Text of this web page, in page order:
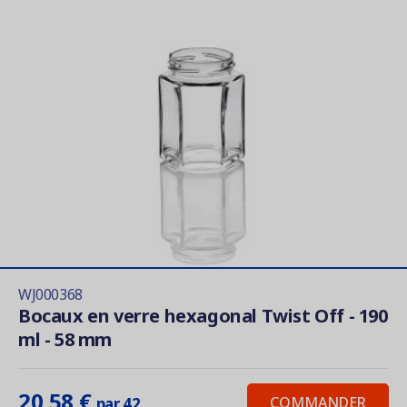
WJ000368
Bocaux en verre hexagonal Twist Off - 190
ml - 58 mm
20,58 € COMMANDER